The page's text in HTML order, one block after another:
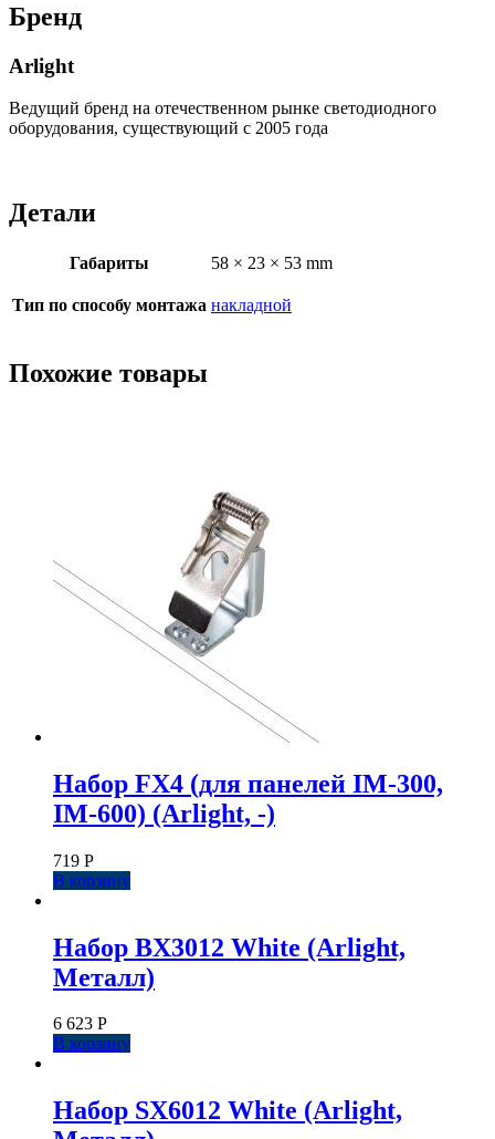
Бренд
Arlight
Ведущий бренд на отечественном рынке светодиодного
оборудования, существующий с 2005 года
Детали
Габариты 58 × 23 × 53 mm
Тип по способу монтажа накладной
Похожие товары
Набор FX4 (для панелей IM-300,
IM-600) (Arlight, -)
719 Р
В корзину
Набор BX3012 White (Arlight,
Металл)
6 623 Р
В корзину
Набор SX6012 White (Arlight,